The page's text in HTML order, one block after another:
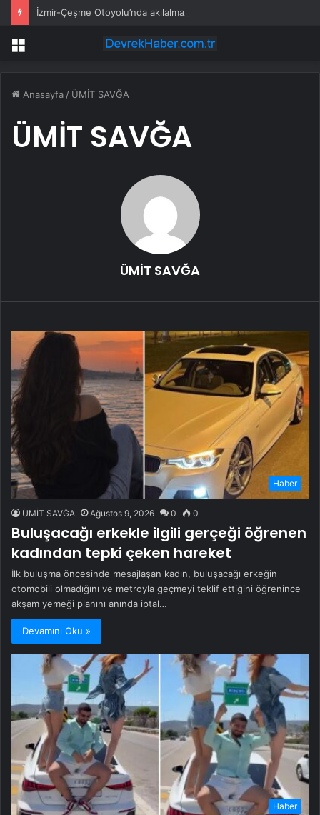
Menü
Anasayfa / ÜMİT SAVĞA
ÜMİT SAVĞA
ÜMİT SAVĞA
Haber
ÜMİT SAVĞA Ağustos 9, 2026 0 0
Buluşacağı erkekle ilgili gerçeği öğrenen
kadından tepki çeken hareket
İlk buluşma öncesinde mesajlaşan kadın, buluşacağı erkeğin
otomobili olmadığını ve metroyla geçmeyi teklif ettiğini öğrenince
akşam yemeği planını anında iptal…
Devamını Oku »
Haber